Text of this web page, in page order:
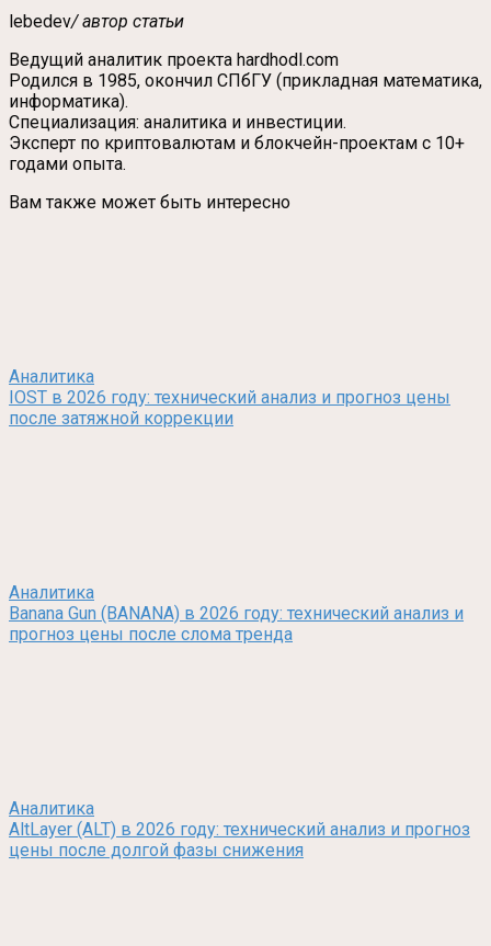
lebedev/ автор статьи
Ведущий аналитик проекта hardhodl.com
Родился в 1985, окончил СПбГУ (прикладная математика,
информатика).
Специализация: аналитика и инвестиции.
Эксперт по криптовалютам и блокчейн-проектам с 10+
годами опыта.
Вам также может быть интересно
Аналитика
IOST в 2026 году: технический анализ и прогноз цены
после затяжной коррекции
Аналитика
Banana Gun (BANANA) в 2026 году: технический анализ и
прогноз цены после слома тренда
Аналитика
AltLayer (ALT) в 2026 году: технический анализ и прогноз
цены после долгой фазы снижения